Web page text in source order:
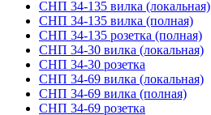
СНП 34-135 вилка (локальная)
СНП 34-135 вилка (полная)
СНП 34-135 розетка (полная)
СНП 34-30 вилка (локальная)
СНП 34-30 розетка
СНП 34-69 вилка (локальная)
СНП 34-69 вилка (полная)
СНП 34-69 розетка